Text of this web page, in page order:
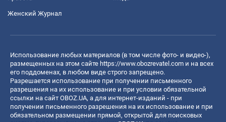
Женский Журнал
Использование любых материалов (в том числе фото- и видео-),
размещенных на этом сайте https://www.obozrevatel.com и на всех
его поддоменах, в любом виде строго запрещено.
Разрешается использование при получении письменного
разрешения на их использование и при условии обязательной
ссылки на сайт OBOZ.UA, а для интернет-изданий - при
получении письменного разрешения на их использование и при
обязательном размещении прямой, открытой для поисковых